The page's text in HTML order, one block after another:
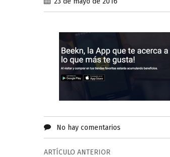
No hay comentarios
ARTÍCULO ANTERIOR